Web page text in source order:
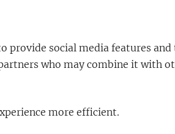
provide social media features
who may combine it with
more efficient.